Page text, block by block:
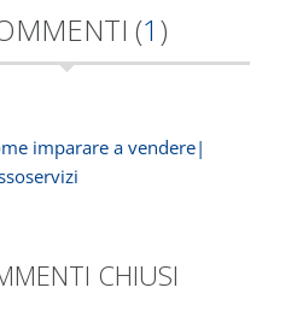
(1 )
imparare a vendere|
CHIUSI